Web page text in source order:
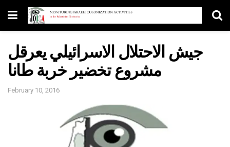
جيش الاحتلال الاسرائيلي يعرقل
مشروع تخضير خربة طانا
February 10, 2016